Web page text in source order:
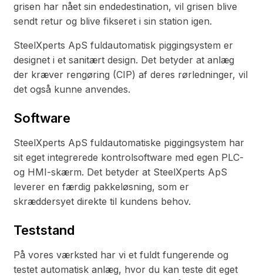
grisen har nået sin endedestination, vil grisen blive
sendt retur og blive fikseret i sin station igen.
SteelXperts ApS fuldautomatisk piggingsystem er
designet i et sanitært design. Det betyder at anlæg
der kræver rengøring (CIP) af deres rørledninger, vil
det også kunne anvendes.
Software
SteelXperts ApS fuldautomatiske piggingsystem har
sit eget integrerede kontrolsoftware med egen PLC-
og HMI-skærm. Det betyder at SteelXperts ApS
leverer en færdig pakkeløsning, som er
skræddersyet direkte til kundens behov.
Teststand
På vores værksted har vi et fuldt fungerende og
testet automatisk anlæg, hvor du kan teste dit eget